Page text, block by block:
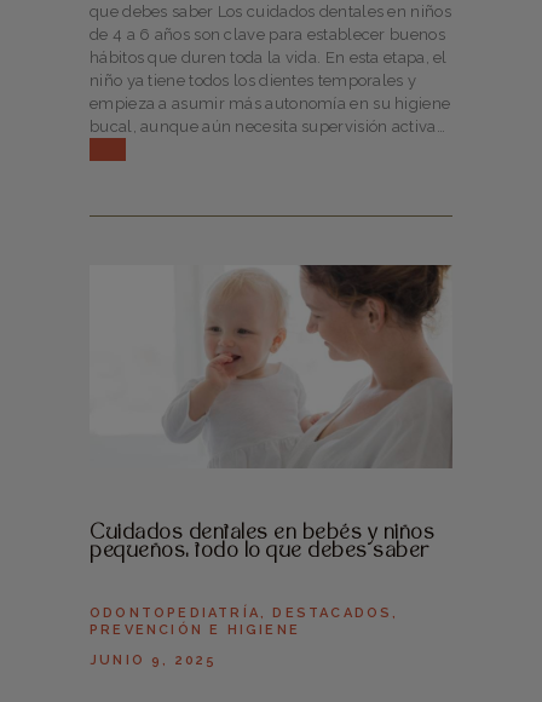
que debes saber Los cuidados dentales en niños
de 4 a 6 años son clave para establecer buenos
hábitos que duren toda la vida. En esta etapa, el
niño ya tiene todos los dientes temporales y
empieza a asumir más autonomía en su higiene
bucal, aunque aún necesita supervisión activa…
Cuidados dentales en bebés y niños
pequeños: todo lo que debes saber
ODONTOPEDIATRÍA , DESTACADOS ,
PREVENCIÓN E HIGIENE
JUNIO 9, 2025